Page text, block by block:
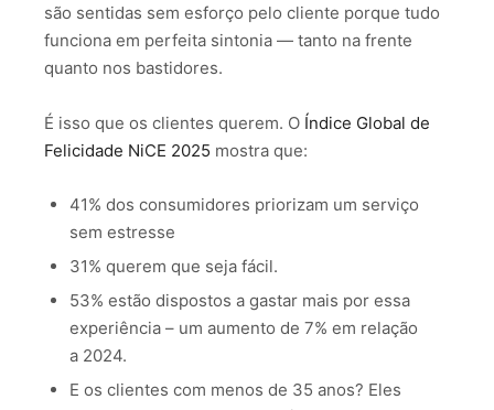
são sentidas sem esforço pelo cliente porque tudo
funciona em perfeita sintonia — tanto na frente
quanto nos bastidores.
É isso que os clientes querem. O Índice Global de
Felicidade NiCE 2025 mostra que:
41% dos consumidores priorizam um serviço
sem estresse
31% querem que seja fácil.
53% estão dispostos a gastar mais por essa
experiência – um aumento de 7% em relação
a 2024.
E os clientes com menos de 35 anos? Eles